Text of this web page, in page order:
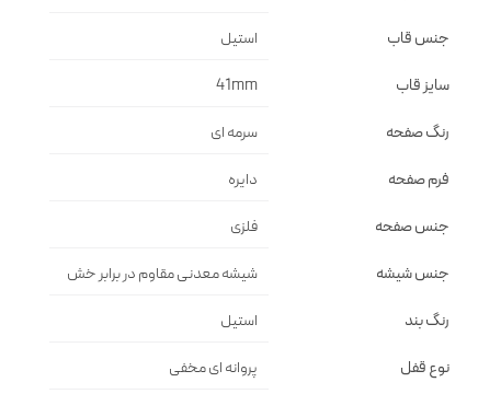
جنس قاب استيل
سایز قاب 41mm
رنگ صفحه سرمه اى
فرم صفحه دايره
جنس صفحه فلزى
جنس شیشه شيشه معدنى مقاوم در برابر خش
رنگ بند استيل
نوع قفل پروانه اى مخفى